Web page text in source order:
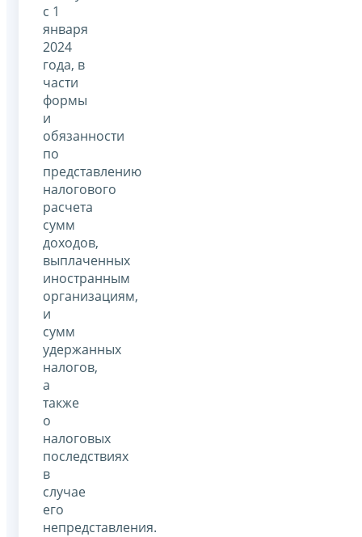
с 1
января
2024
года, в
части
формы
и
обязанности
по
представлению
налогового
расчета
сумм
доходов,
выплаченных
иностранным
организациям,
и
сумм
удержанных
налогов,
а
также
о
налоговых
последствиях
в
случае
его
непредставления.